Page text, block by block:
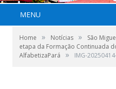
MENU
Home » Notícias »
São
etapa da Formação Continuada
AlfabetizaPará
» IMG-